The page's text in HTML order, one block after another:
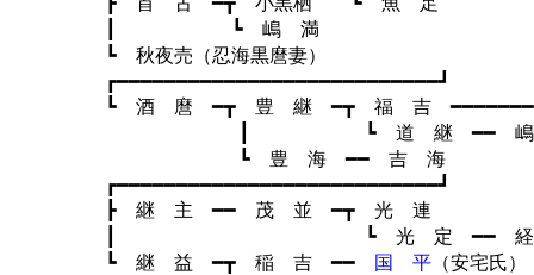
┃ ┗ 嶋 満
┗ 秋夜売（忍海黒麿
┏━━━━━━━━━━━━━━━━━━━━━━━━━━━┛
┗ 酒 麿 ━┳ 豊 継 ━┳ 福 吉
┃ ┗ 道 継 ━━ 嶋
┗ 豊 海 ━━ 吉
┏━━━━━━━━━━━━━━━━━━━━━━━━━━━┛
┣ 継 主 ━━ 茂 並 ━┳ 光 連
┃ ┗ 光 定 ━━ 経 定
┗ 継 益 ━┳ 稲 吉 ━━ 国 平 （安宅